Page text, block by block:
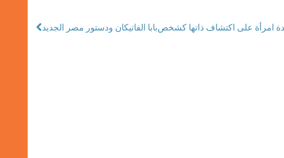
بابا الفاتيكان ودستور مصر الجديد